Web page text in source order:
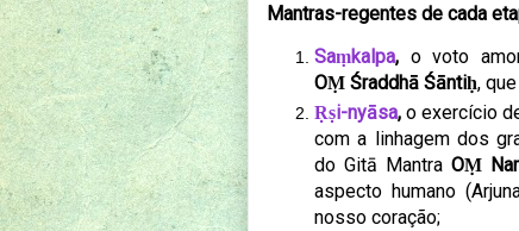
Mantras-regentes de cada
Saṃkalpa, o voto
OṂ Śraddhā Śāntiḥ,
Ṛṣi-nyāsa,o exercício
com a linhagem dos
do Gitā Mantra OṂ
aspecto humano
nosso coração;